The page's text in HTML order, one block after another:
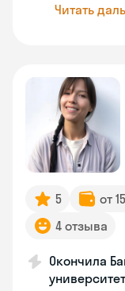
Читать
5 от
4 отзыва
Окончила